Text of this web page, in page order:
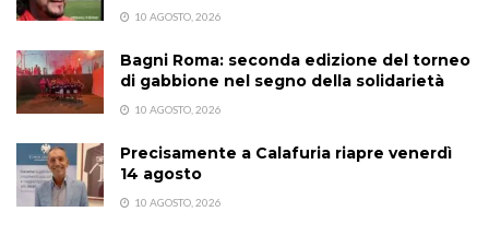
10 AGOSTO, 2026
Bagni Roma: seconda edizione del torneo
di gabbione nel segno della solidarietà
10 AGOSTO, 2026
Precisamente a Calafuria riapre venerdì
14 agosto
10 AGOSTO, 2026